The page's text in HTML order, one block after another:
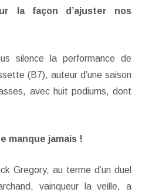
la façon d’ajuster nos
silence la performance de
(B7), auteur d’une saison
avec huit podiums, dont
manque jamais !
Gregory, au terme d’un duel
vainqueur la veille, a